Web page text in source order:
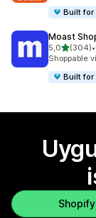
Built for
Moast
5,05 yıldız
(304)
toplam 304•
Shoppable
Built for